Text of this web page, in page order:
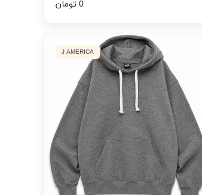
0 تومان
J AMERICA